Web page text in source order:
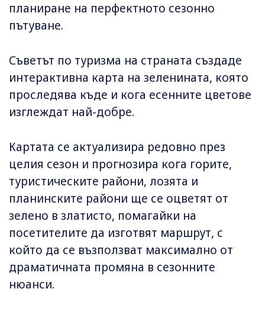
планиране на перфектното сезонно
пътуване.
Съветът по туризма на страната създаде
интерактивна карта на зеленината, която
проследява къде и кога есенните цветове
изглеждат най-добре.
Картата се актуализира редовно през
целия сезон и прогнозира кога горите,
туристическите райони, лозята и
планинските райони ще се оцветят от
зелено в златисто, помагайки на
посетителите да изготвят маршрут, с
който да се възползват максимално от
драматичната промяна в сезонните
нюанси.